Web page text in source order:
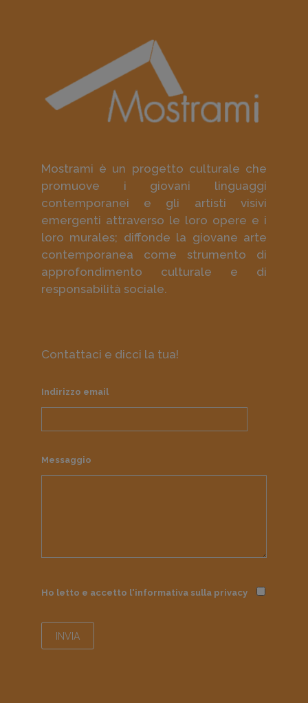
Mostrami è un progetto culturale che
promuove i giovani linguaggi
contemporanei e gli artisti visivi
emergenti attraverso le loro opere e i
loro murales; diffonde la giovane arte
contemporanea come strumento di
approfondimento culturale e di
responsabilità sociale.
Contattaci e dicci la tua!
Indirizzo email
Messaggio
Ho letto e accetto l'informativa sulla privacy